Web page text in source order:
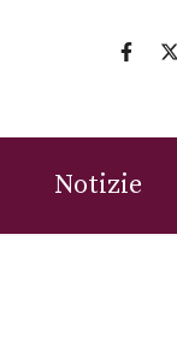
Notizie